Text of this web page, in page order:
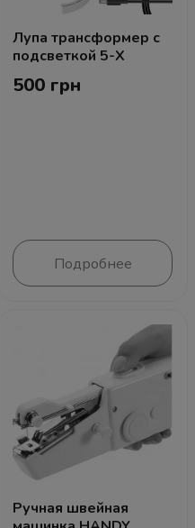
Лупа трансформер с
подсветкой 5-X
500 грн
Подробнее
Ручная швейная